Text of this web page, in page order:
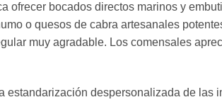
bocados directos marinos y
o quesos de cabra artesanales
muy agradable. Los comensales
despersonalizada de las